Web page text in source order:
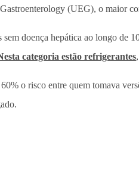
(UEG), o maior
doença hepática ao longo de
categoria estão refrigerantes
o risco entre quem tomava